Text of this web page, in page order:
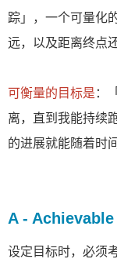
踪」，一个可量化
远，以及距离终点
可衡量的目标是 ：
离，直到我能持续
的进展就能随着时
A - Achievable
设定目标时，必须